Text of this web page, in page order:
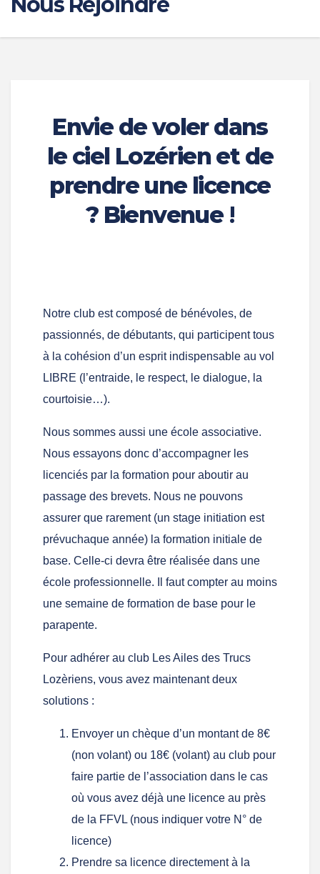
Envie de voler dans
le ciel Lozérien et de
prendre une licence
? Bienvenue!
Notre club est composé de bénévoles, de
passionnés, de débutants, qui participent tous
à la cohésion d’un esprit indispensable au vol
LIBRE (l’entraide, le respect, le dialogue, la
courtoisie…).
Nous sommes aussi une école associative.
Nous essayons donc d’accompagner les
licenciés par la formation pour aboutir au
passage des brevets. Nous ne pouvons
assurer que rarement (un stage initiation est
prévuchaque année) la formation initiale de
base. Celle-ci devra être réalisée dans une
école professionnelle. Il faut compter au moins
une semaine de formation de base pour le
parapente.
Pour adhérer au club Les Ailes des Trucs
Lozèriens, vous avez maintenant deux
solutions :
Envoyer un chèque d’un montant de 8€
(non volant) ou 18€ (volant) au club pour
faire partie de l’association dans le cas
où vous avez déjà une licence au près
de la FFVL (nous indiquer votre N° de
licence)
Prendre sa licence directement à la